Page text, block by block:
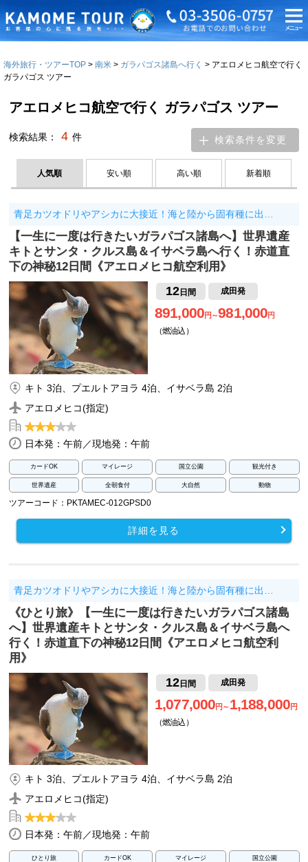
海外旅行・ツアーTOP 南米 ガラパゴス諸島へ行く
アエロメヒコ航空で行く
ガラパゴス ツアー
アエロメヒコ航空で行く ガラパゴス ツアー
検索結果： 4 件 検索条件を変更
人気順 安い順 高い順 新着順
青足カツオドリやアシカに大接近！海と陸から固有種に出…
【一生に一度は行きたいガラパゴス諸島へ】世界遺産
キトとサンタ・クルス島＆イサベラ島へ行く！赤道直
下の神秘12日間《アエロメヒコ航空利用》
12日間 成田発
891,000円～981,000円
（燃油込）
キト 3泊、プエルトアヨラ 4泊、イサベラ島 2泊
アエロメヒコ(指定)
日本発：午前／現地発：午前
カードOK マイレージ 国立公園 観光付き
世界遺産 全朝食付 大自然 動物
ツアーコード：PKTAMEC-012GPSD0
詳細を見る
青足カツオドリやアシカに大接近！海と陸から固有種に出…
《ひとり旅》【一生に一度は行きたいガラパゴス諸島
へ】世界遺産キトとサンタ・クルス島＆イサベラ島へ
行く！赤道直下の神秘12日間《アエロメヒコ航空利
用》
12日間 成田発
1,077,000円～ 1,188,000円
（燃油込）
キト 3泊、プエルトアヨラ 4泊、イサベラ島 2泊
アエロメヒコ(指定)
日本発：午前／現地発：午前
ひとり旅 カードOK マイレージ 国立公園